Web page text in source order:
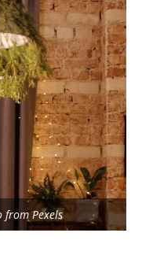
from Pexels